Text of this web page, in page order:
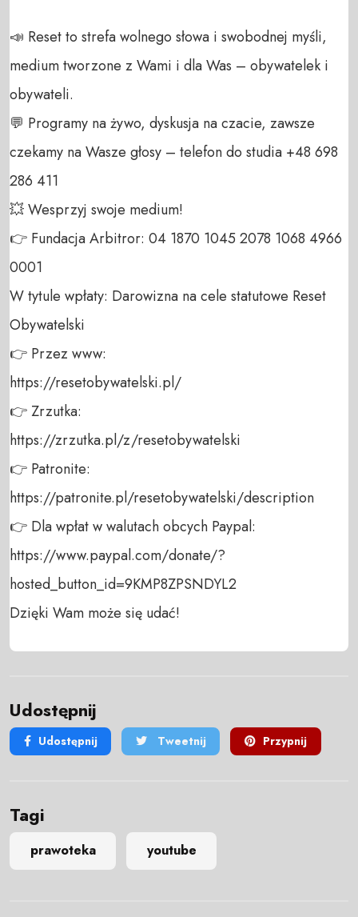
📣 Reset to strefa wolnego słowa i swobodnej myśli,
medium tworzone z Wami i dla Was – obywatelek i
obywateli.
💬 Programy na żywo, dyskusja na czacie, zawsze
czekamy na Wasze głosy – telefon do studia +48 698
286 411
💥 Wesprzyj swoje medium!
👉 Fundacja Arbitror: 04 1870 1045 2078 1068 4966
0001
W tytule wpłaty: Darowizna na cele statutowe Reset
Obywatelski
👉 Przez www:
https://resetobywatelski.pl/
👉 Zrzutka:
https://zrzutka.pl/z/resetobywatelski
👉 Patronite:
https://patronite.pl/resetobywatelski/description
👉 Dla wpłat w walutach obcych Paypal:
https://www.paypal.com/donate/?
hosted_button_id=9KMP8ZPSNDYL2
Dzięki Wam może się udać!
Udostępnij
Udostępnij Tweetnij Przypnij
Tagi
prawoteka youtube